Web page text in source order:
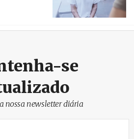
se
nossa newsletter diária